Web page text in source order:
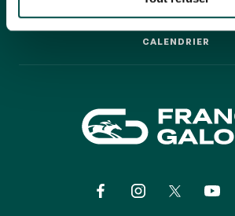
JEUXDI BY PARISLONGCHAMP
JEUXDI BY PARISLONGCHAMP
TOUS NOS ÉVÉNEMENTS
LES COURSES PAS À PAS
CALENDRIER